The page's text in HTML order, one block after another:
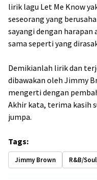
lirik lagu Let Me Know
seseorang yang
sayangi dengan harapan
sama seperti yang
Demikianlah lirik dan
dibawakan oleh Jimmy
mengerti dengan
Akhir kata, terima kasih
jumpa.
Tags:
Jimmy Brown R&B/Soul